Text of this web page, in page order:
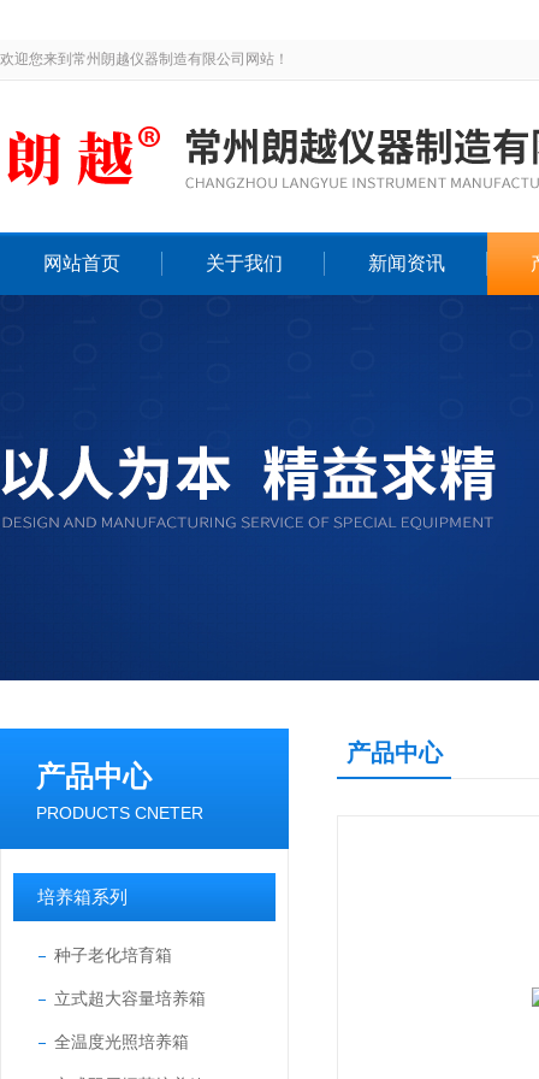
欢迎您来到常州朗越仪器制造有限公司网站！
网站首页 关于我们 新闻资讯
产品中心
PRODUCTS CNETER
培养箱系列
种子老化培育箱
立式超大容量培养箱
全温度光照培养箱
产品中心